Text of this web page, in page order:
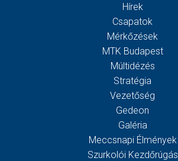
Hírek
Csapatok
Mérkőzések
MTK Budapest
Múltidézés
Stratégia
Vezetőség
Gedeon
Galéria
Meccsnapi Élmények
Szurkolói Kezdőrúgás